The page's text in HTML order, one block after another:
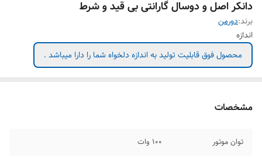
دانکر اصل و دوسال گارانتی بی قید و شرط
برند:دورمن
اندازه
محصول فوق قابلیت تولید به اندازه دلخواه شما را دارا میباشد .
مشخصات
توان موتور ۱۰۰ وات